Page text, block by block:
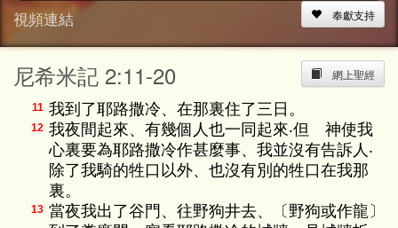
15s
視頻連結 奉獻支持
網上聖經
尼希米記 2:11-20
11 我到了耶路撒冷、在那裏住了三日。
12 我夜間起來、有幾個人也一同起來‧但 神使我
心裏要為耶路撒冷作甚麼事、我並沒有告訴人‧
除了我騎的牲口以外、也沒有別的牲口在我那
裏。
13 當夜我出了谷門、往野狗井去、〔野狗或作龍〕